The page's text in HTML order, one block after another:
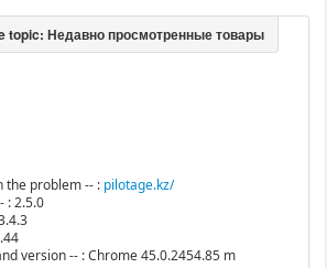
the problem -- : pilotage.kz/
: 2.5.0
version -- : Chrome 45.0.2454.85 m